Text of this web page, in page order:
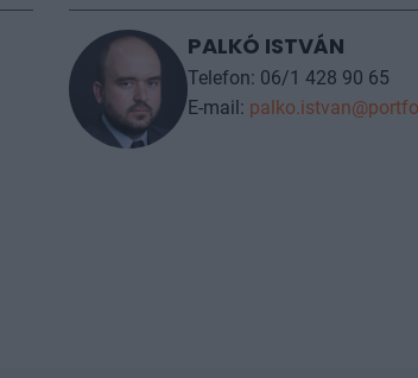
PALKÓ ISTVÁN
Telefon: 06/1 428 90 65
E-mail: